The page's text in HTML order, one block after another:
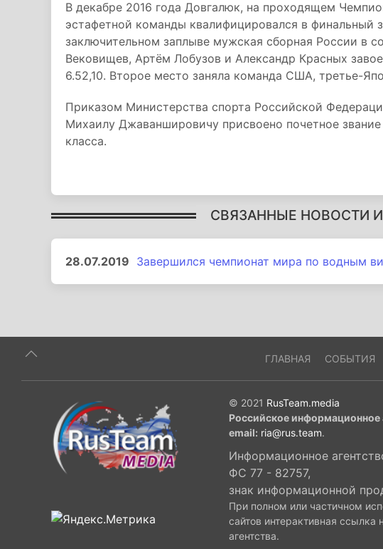
В декабре 2016 года Довгалюк, на проходящем
эстафетной команды квалифицировался в финальный
заключительном заплыве мужская сборная России в
Вековищев, Артём Лобузов и Александр Красных
6.52,10. Второе место заняла команда США, третье-
Приказом Министерства спорта Российской
Михаилу Джаваншировичу присвоено почетное
класса.
СВЯЗАННЫЕ НОВОСТИ
28.07.2019 Завершился чемпионат мира по водным
ГЛАВНАЯ СОБЫТИЯ
© 2021 RusTeam.media
Российское информационное
email: ria@rus.team.
Информационное
ФС 77 - 82757,
знак информационной
При полном или частичном
сайтов интерактивная ссылка
агентства.